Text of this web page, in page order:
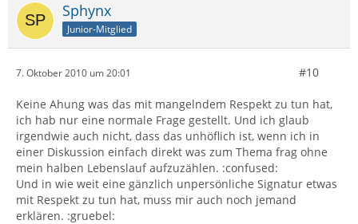
Sphynx
Junior-Mitglied
7. Oktober 2010 um 20:01 #10
Keine Ahung was das mit mangelndem Respekt zu tun hat,
ich hab nur eine normale Frage gestellt. Und ich glaub
irgendwie auch nicht, dass das unhöflich ist, wenn ich in
einer Diskussion einfach direkt was zum Thema frag ohne
mein halben Lebenslauf aufzuzählen. :confused:
Und in wie weit eine gänzlich unpersönliche Signatur etwas
mit Respekt zu tun hat, muss mir auch noch jemand
erklären. :gruebel: